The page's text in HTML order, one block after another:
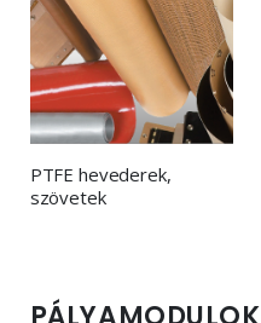
PTFE hevederek,
szövetek